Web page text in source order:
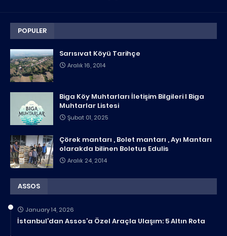
POPULER
Sarısıvat Köyü Tarihçe
Aralık 16, 2014
Biga Köy Muhtarları İletişim Bilgileri I Biga
Muhtarlar Listesi
Şubat 01, 2025
Çörek mantarı , Bolet mantarı , Ayı Mantarı
olarakda bilinen Boletus Edulis
Aralık 24, 2014
ASSOS
January 14, 2026
İstanbul’dan Assos’a Özel Araçla Ulaşım: 5 Altın Rota